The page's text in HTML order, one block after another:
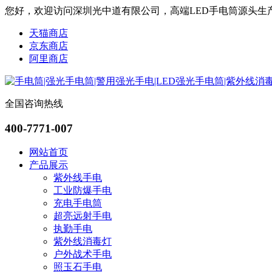
您好，欢迎访问深圳光中道有限公司，高端LED手电筒源头生
天猫商店
京东商店
阿里商店
全国咨询热线
400-7771-007
网站首页
产品展示
紫外线手电
工业防爆手电
充电手电筒
超亮远射手电
执勤手电
紫外线消毒灯
户外战术手电
照玉石手电